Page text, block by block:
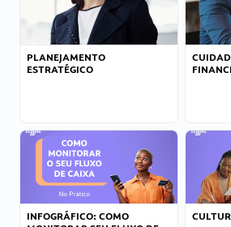
PLANEJAMENTO
ESTRATÉGICO
INFOGRÁFICO: COMO